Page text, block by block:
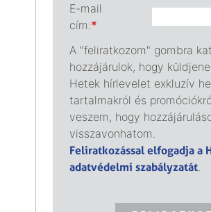
E-mail
cím:*
A "feliratkozom" gombra
hozzájárulok, hogy
Hetek hírlevelet exkluzív
tartalmakról és
veszem, hogy
visszavonhatom.
Feliratkozással elfogadja a
adatvédelmi szabályzatát